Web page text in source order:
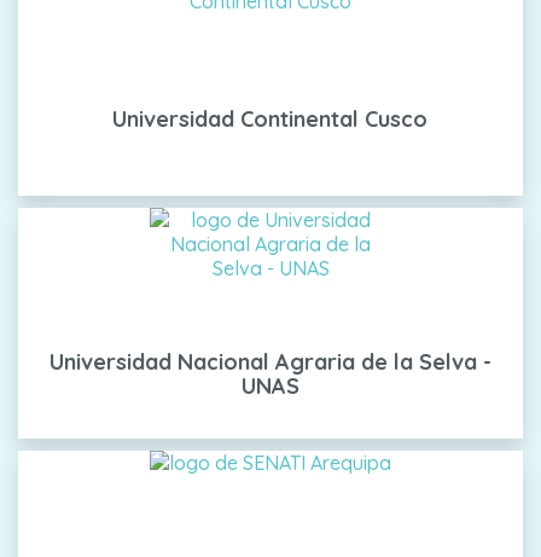
Universidad Continental Cusco
Universidad Nacional Agraria de la Selva -
UNAS